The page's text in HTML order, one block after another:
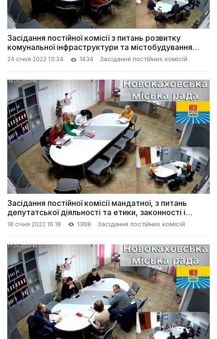
Засідання постійної комісії з питань розвитку
комунальної інфраструктури та містобудування
(24.01.2022)
24 січня 2022 13:34 1434 Засідання постійних комісій
Засідання постійної комісії мандатної, з питань
депутатської діяльності та етики, законності і
правопорядку (18.01.2022)
18 січня 2022 16:18 1368 Засідання постійних комісій